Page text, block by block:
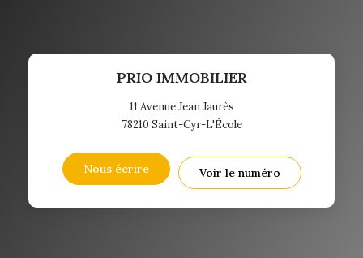
PRIO IMMOBILIER
11 Avenue Jean Jaurès
78210 Saint-Cyr-L'École
Nous écrire Voir le numéro